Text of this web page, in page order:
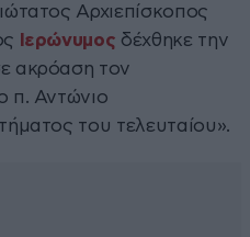
Αρχιεπίσκοπος
Ιερώνυμος δέχθηκε την
ακρόαση τον
π. Αντώνιο
του τελευταίου».